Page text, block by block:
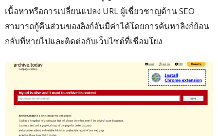
เนื้อหาหรือการเปลี่ยนแปลง URL ผู้เชี่ยวชาญด้าน SEO
สามารถกู้คืนส่วนของลิงก์อันมีค่าได้โดยการค้นหาลิงก์ย้อน
กลับที่หายไปและติดต่อกับเว็บไซต์ที่เชื่อมโยง